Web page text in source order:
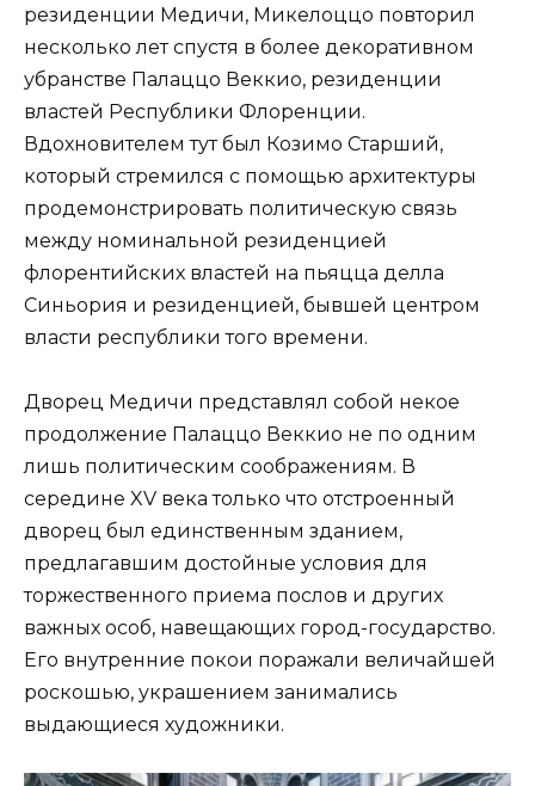
резиденции Медичи, Микелоццо повторил
несколько лет спустя в более декоративном
убранстве Палаццо Веккио, резиденции
властей Республики Флоренции.
Вдохновителем тут был Козимо Старший,
который стремился с помощью архитектуры
продемонстрировать политическую связь
между номинальной резиденцией
флорентийских властей на пьяцца делла
Синьория и резиденцией, бывшей центром
власти республики того времени.
Дворец Медичи представлял собой некое
продолжение Палаццо Веккио не по одним
лишь политическим соображениям. В
середине XV века только что отстроенный
дворец был единственным зданием,
предлагавшим достойные условия для
торжественного приема послов и других
важных особ, навещающих город-государство.
Его внутренние покои поражали величайшей
роскошью, украшением занимались
выдающиеся художники.